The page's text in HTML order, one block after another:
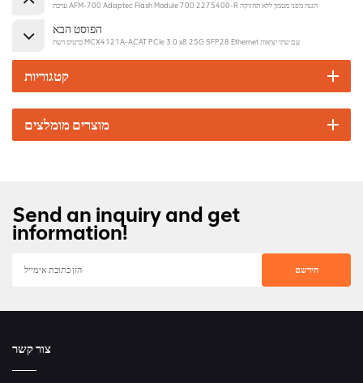
ערכת AFM-700 Adaptec Flash Module 700 2275400-R הגנה מפני מטמון ללא תחזוקה
הפוסט הבא
כרטיס רשת MCX4121A-ACAT PCIe 3.0 x8 25G SFP28 Ethernet עם שתי יציאות
קטגוריות
מוצרים מומלצים
Send an inquiry and get
information!
צור קשר